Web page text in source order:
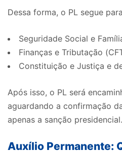
Dessa forma, o PL segue
Seguridade Social e
Finanças e Tributação
Constituição e Justiça e
Após isso, o PL será
aguardando a confirmação
apenas a sanção presidencial.
Auxílio Permanente: